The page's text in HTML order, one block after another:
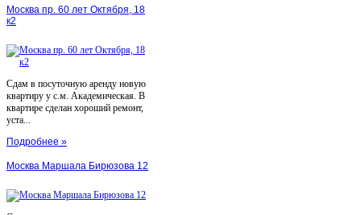
Москва пр. 60 лет Октября, 18
к2
Сдам в посуточную аренду новую
квартиру у с.м. Академическая. В
квартире сделан хороший ремонт,
уста...
Подробнее »
Москва Маршала Бирюзова 12